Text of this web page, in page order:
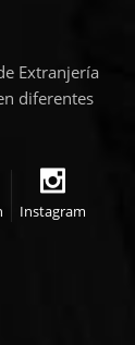
Extranjería
diferentes
Instagram